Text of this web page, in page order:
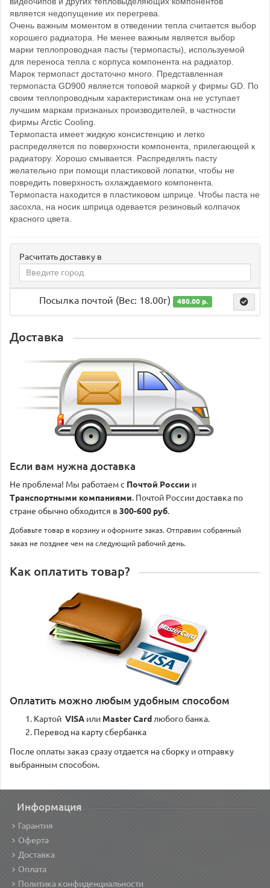
является недопущение их перегрева.
Очень важным моментом в отведении тепла считается выбор
хорошего радиатора. Не менее важным является выбор
марки теплопроводная пасты (термопасты), используемой
для переноса тепла с корпуса компонента на радиатор.
Марок термопаст достаточно много. Представленная
термопаста GD900 является топовой маркой у фирмы GD. По
своим теплопроводным характеристикам она не уступает
лучшим маркам признаных производителей, в частности
фирмы Arctic Cooling.
Термопаста имеет жидкую консистенцию и легко
распределяется по поверхности компонента, прилегающей к
радиатору. Хорошо смывается. Распределять пасту
желательно при помощи пластиковой лопатки, чтобы не
повредить поверхность охлаждаемого компонента.
Термопаста находится в пластиковом шприце. Чтобы паста не
засохла, на носик шприца одевается резиновый колпачок
красного цвета.
Расчитать доставку в
Посылка почтой (Вес: 18.00г) 480.00 р.
Доставка
Если вам нужна доставка
Не проблема! Мы работаем с Почтой России и
Транспортными компаниями. Почтой России доставка по
стране обычно обходится в 300-600 руб.
Добавьте товар в корзину и оформите заказ. Отправим собранный
заказ не позднее чем на следующий рабочий день.
Как оплатить товар?
Оплатить можно любым удобным способом
Картой VISA или Master Card любого банка.
Перевод на карту сбербанка
После оплаты заказ сразу отдается на сборку и отправку
выбранным способом.
Информация
Гарантия
Оферта
Доставка
Оплата
Политика конфиденциальности